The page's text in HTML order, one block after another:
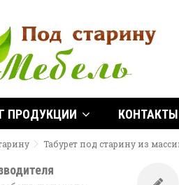
ПРОДУКЦИИ КОНТАКТЫ
Табурет под старину из